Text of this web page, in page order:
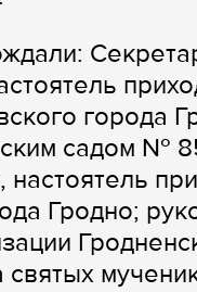
города
садом №
Гродно;
святых